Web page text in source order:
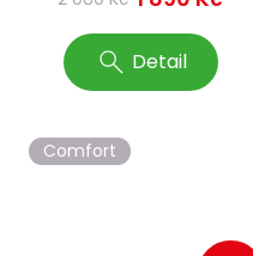
Detail
Comfort